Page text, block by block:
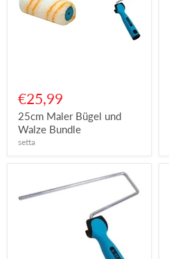
€25,99
25cm Maler Bügel und
Walze Bundle
setta